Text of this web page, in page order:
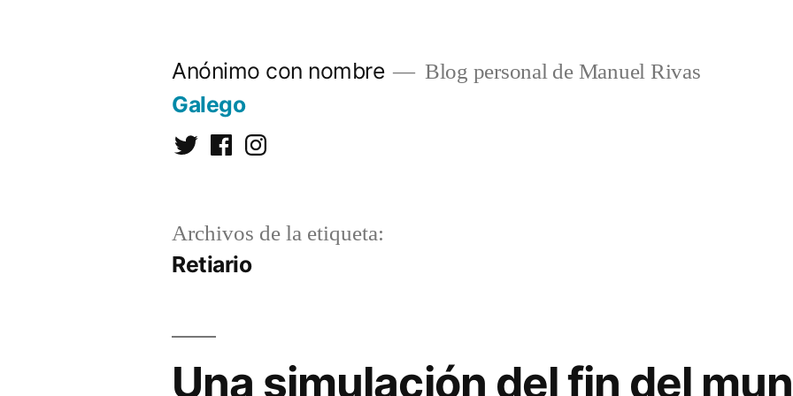
Anónimo con nombre Blog personal de Manuel Rivas
Galego
TwitterFacebookInstagram
Archivos de la etiqueta:
Retiario
Una simulación del fin del